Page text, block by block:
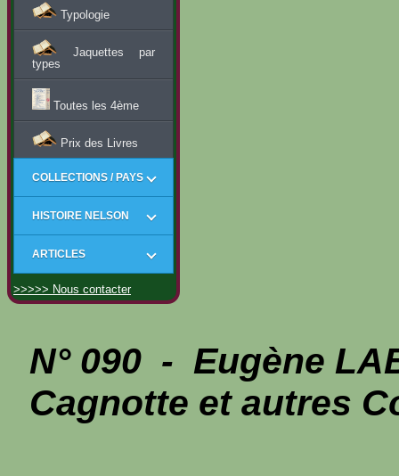
Typologie
Jaquettes par
types
Toutes les 4ème
Prix des Livres
COLLECTIONS / PAYS
HISTOIRE NELSON
ARTICLES
>>>>> Nous contacter
N° 090 - Eugène
Cagnotte et autres